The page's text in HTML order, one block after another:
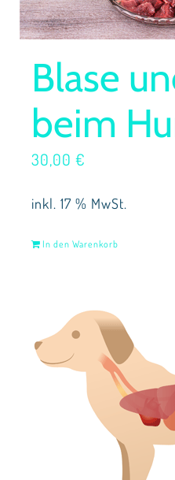
Blase
beim
30,00 €
inkl. 17 % MwSt.
In den Warenkorb